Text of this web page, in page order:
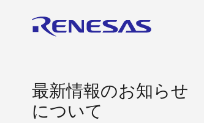
最新情報のお知らせ
について